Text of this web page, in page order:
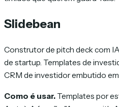
Slidebean
Construtor de pitch deck com
de startup. Templates de
CRM de investidor embutido
Como é usar. Templates por